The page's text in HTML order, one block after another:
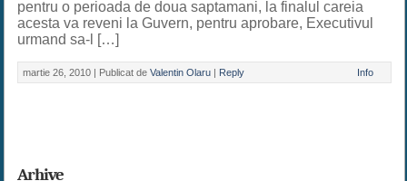
pentru o perioada de doua saptamani, la finalul careia
acesta va reveni la Guvern, pentru aprobare, Executivul
urmand sa-l […]
martie 26, 2010 | Publicat de Valentin Olaru Reply Info
Arhive